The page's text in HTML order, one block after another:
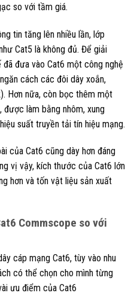
so với tầm giá.
tin tăng lên nhiều lần, lớp
Cat5 là không đủ. Để giải
đưa vào Cat6 một công nghệ
cách các đôi dây xoắn,
Hơn nữa, còn bọc thêm một
được làm bằng nhôm, xung
suất truyền tải tín hiệu mạng.
của Cat6 cũng dày hơn đáng
vị vậy, kích thước của Cat6 lớn
hơn và tốn vật liệu sản xuất
Commscope so với
cáp mạng Cat6, tùy vào nhu
có thể chọn cho mình từng
ưu điểm của Cat6